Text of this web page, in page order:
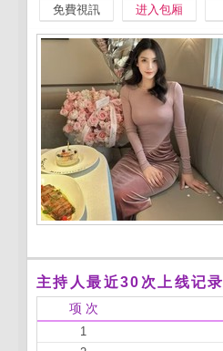
免費視訊 进入包厢
主持人最近30次上线记录
项 次
1